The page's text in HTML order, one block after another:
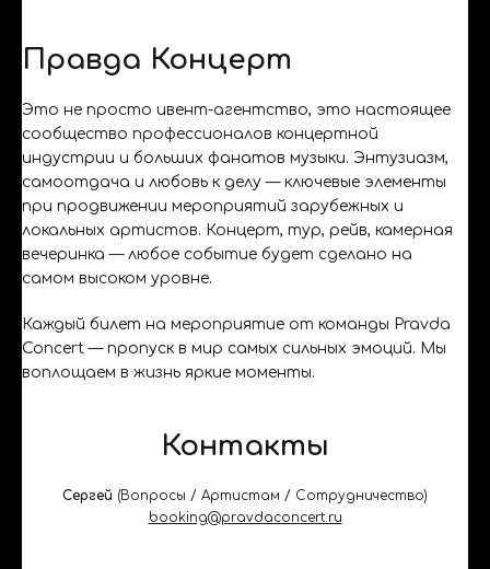
Правда Концерт
Это не просто ивент-агентство, это настоящее
сообщество профессионалов концертной
индустрии и больших фанатов музыки. Энтузиазм,
самоотдача и любовь к делу — ключевые элементы
при продвижении мероприятий зарубежных и
локальных артистов. Концерт, тур, рейв, камерная
вечеринка — любое событие будет сделано на
самом высоком уровне.
Каждый билет на мероприятие от команды Pravda
Concert — пропуск в мир самых сильных эмоций. Мы
воплощаем в жизнь яркие моменты.
Контакты
Сергей (Вопросы / Артистам / Сотрудничество)
booking@pravdaconcert.ru